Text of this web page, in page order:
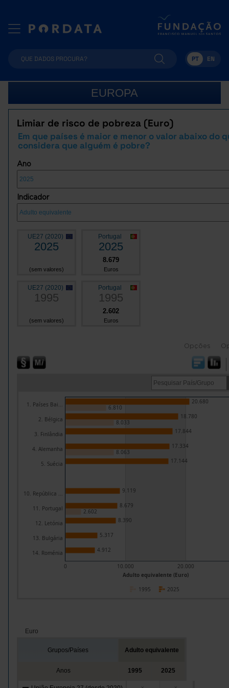
PT EN
EUROPA
Limiar de risco de pobreza (Euro)
Em que países é maior e menor o valor abaixo do
considera que alguém é pobre?
Ano
Indicador
UE27 (2020)
2025
(sem valores)
Portugal
2025
8.679
Euros
UE27 (2020)
1995
(sem valores)
Portugal
1995
2.602
Euros
Opções
Adulto equivalente (Euro)
0 10.000 20.000
1. Países Bai...
2. Bélgica
3. Finlândia
4. Alemanha
5. Suécia
10. República ...
11. Portugal
12. Letónia
13. Bulgária
14. Roménia
20.680
18.780
17.844
17.334
17.144
9.119
8.679
8.390
5.317
4.912
6.810
8.033
8.063
2.602
2025
1995
Euro
Grupos/Países Adulto equivalente
Anos 1995 2025